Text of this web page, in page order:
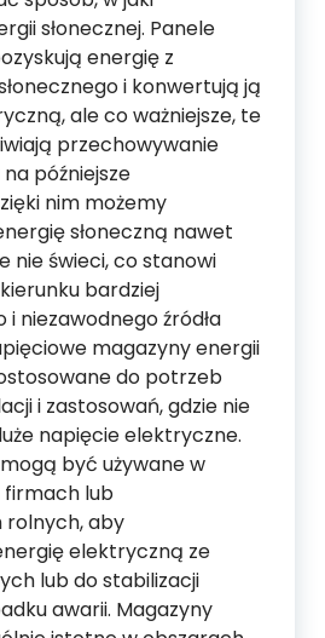
słonecznej. Panele
energię z
i konwertują ją
ale co ważniejsze, te
przechowywanie
późniejsze
nim możemy
słoneczną nawet
nie świeci, co stanowi
bardziej
niezawodnego źródła
magazyny energii
do potrzeb
i zastosowań, gdzie nie
napięcie elektryczne.
być używane w
firmach lub
aby
elektryczną ze
lub do stabilizacji
awarii. Magazyny